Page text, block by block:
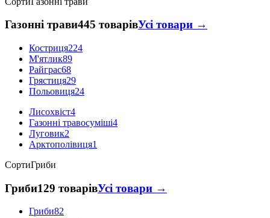
Газонні трави445 товарівУсі товари →
Костриця224
М'ятлик89
Райграс68
Грястиця29
Польовиця24
Лисохвіст4
Газонні травосуміші4
Луговик2
Арктополівиця1
СортиГриби
Гриби129 товарівУсі товари →
Гриби82